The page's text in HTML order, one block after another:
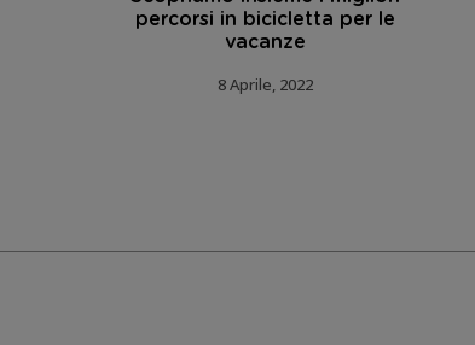
percorsi in bicicletta per le
vacanze
8 Aprile, 2022